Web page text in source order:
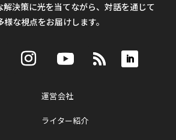
解決策に光を当てながら、対話を通じて
な視点をお届けします。
運営会社
ライター紹介